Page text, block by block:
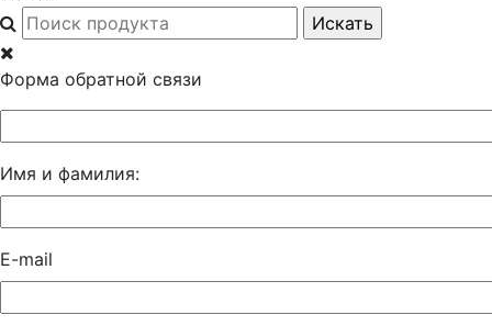
Форма обратной связи
Имя и фамилия:
E-mail